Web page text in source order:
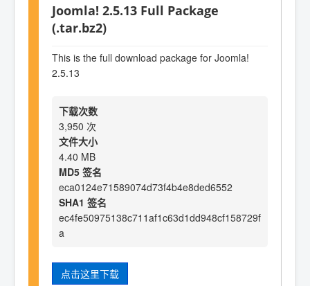
Joomla! 2.5.13 Full Package
(.tar.bz2)
This is the full download package for Joomla!
2.5.13
下载次数
3,950 次
文件大小
4.40 MB
MD5 签名
eca0124e71589074d73f4b4e8ded6552
SHA1 签名
ec4fe50975138c711af1c63d1dd948cf158729f
a
点击这里下载